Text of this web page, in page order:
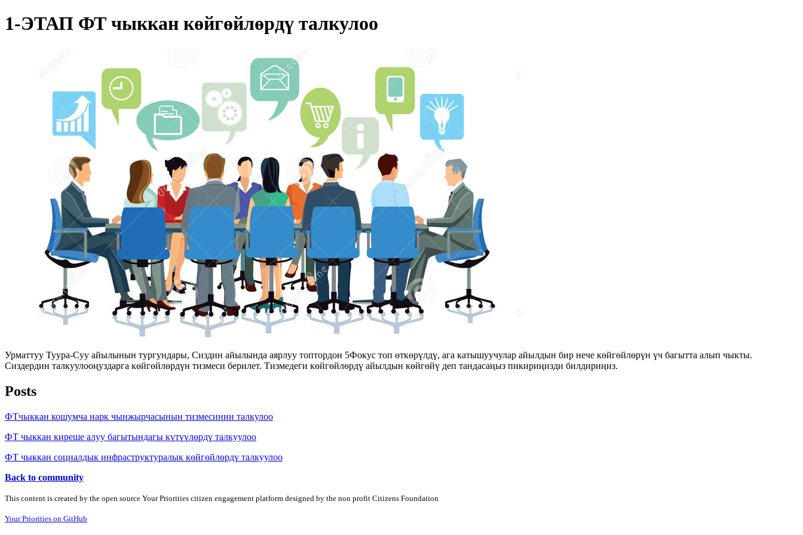
1-ЭТАП ФТ чыккан көйгөйлөрдү талкулоо
Урматтуу Туура-Суу айылынын тургундары, Сиздин айылында аярлуу топтордон 5Фокус топ өткөрүлдү, ага катышуучулар айылдын бир нече көйгөйлөрүн үч багытта алып чыкты.
Сиздердин талкуулооңуздарга көйгөйлөрдүн тизмеси берилет. Тизмедеги көйгөйлөрдү айылдын көйгөйү деп тандасаңыз пикириңизди билдириңиз.
Posts
ФТчыккан кошумча нарк чынжырчасынын тизмесинин талкулоо
ФТ чыккан киреше алуу багытындагы күтүүлөрдү талкуулоо
ФТ чыккан социалдык инфраструктуралык көйгөйлөрдү талкуулоо
Back to community
This content is created by the open source Your Priorities citizen engagement platform designed by the non profit Citizens Foundation
Your Priorities on GitHub